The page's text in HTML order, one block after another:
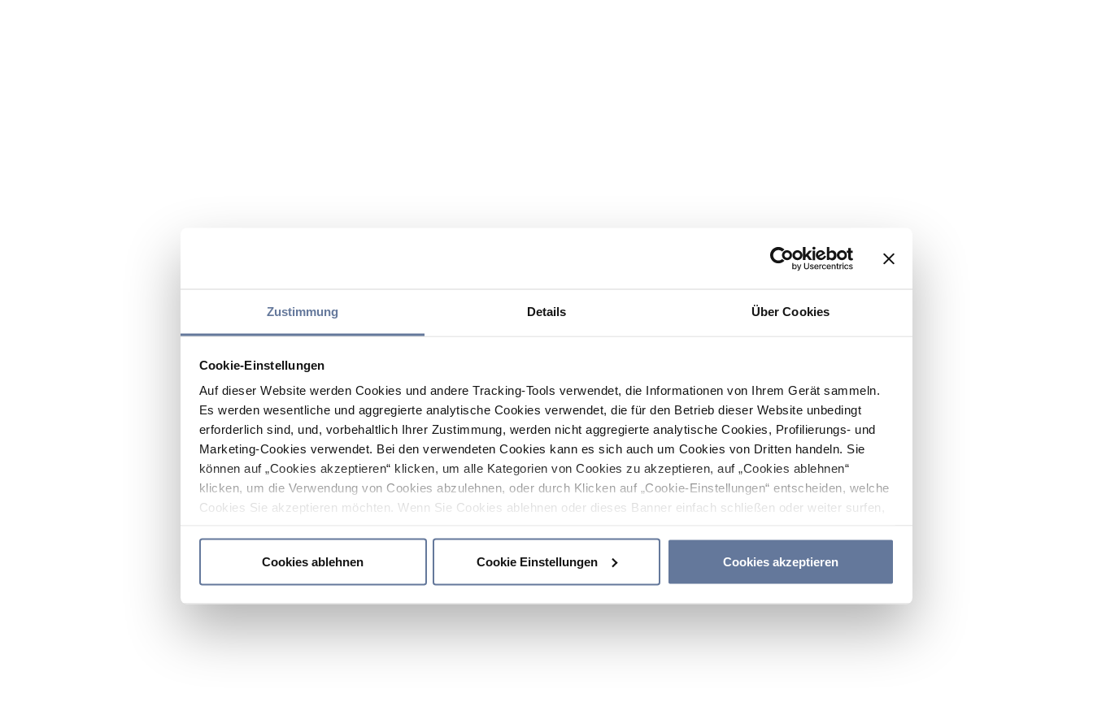
Zustimmung Details Über Cookies
Cookie-Einstellungen
Auf dieser Website werden Cookies und andere Tracking-Tools verwendet, die Informationen von Ihrem Gerät sammeln.
Es werden wesentliche und aggregierte analytische Cookies verwendet, die für den Betrieb dieser Website unbedingt
erforderlich sind, und, vorbehaltlich Ihrer Zustimmung, werden nicht aggregierte analytische Cookies, Profilierungs- und
Marketing-Cookies verwendet. Bei den verwendeten Cookies kann es sich auch um Cookies von Dritten handeln. Sie
können auf „Cookies akzeptieren“ klicken, um alle Kategorien von Cookies zu akzeptieren, auf „Cookies ablehnen“
klicken, um die Verwendung von Cookies abzulehnen, oder durch Klicken auf „Cookie-Einstellungen“ entscheiden, welche
Cookies Sie akzeptieren möchten. Wenn Sie Cookies ablehnen oder dieses Banner einfach schließen oder weiter surfen,
Cookies ablehnen
Cookie Einstellungen Cookies akzeptieren